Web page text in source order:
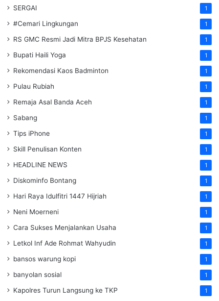
SERGAI 1
#Cemari Lingkungan 1
RS GMC Resmi Jadi Mitra BPJS Kesehatan 1
Bupati Haili Yoga 1
Rekomendasi Kaos Badminton 1
Pulau Rubiah 1
Remaja Asal Banda Aceh 1
Sabang 1
Tips iPhone 1
Skill Penulisan Konten 1
HEADLINE NEWS 1
Diskominfo Bontang 1
Hari Raya Idulfitri 1447 Hijriah 1
Neni Moerneni 1
Cara Sukses Menjalankan Usaha 1
Letkol Inf Ade Rohmat Wahyudin 1
bansos warung kopi 1
banyolan sosial 1
Kapolres Turun Langsung ke TKP 1